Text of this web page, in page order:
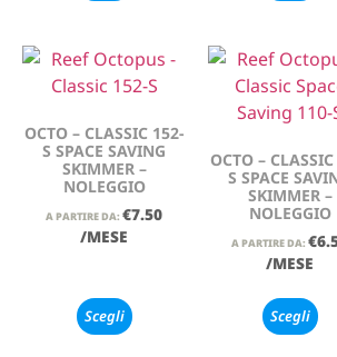
OCTO – CLASSIC 152-
S SPACE SAVING
SKIMMER –
NOLEGGIO
A PARTIRE DA: €7.50
/MESE
Scegli
OCTO –
S SPACE
SKIMMER –
NOLEGGIO
A PARTIRE DA: €
/MESE
Scegli